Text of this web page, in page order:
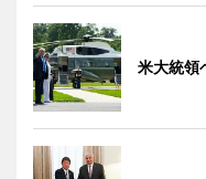
米大統領